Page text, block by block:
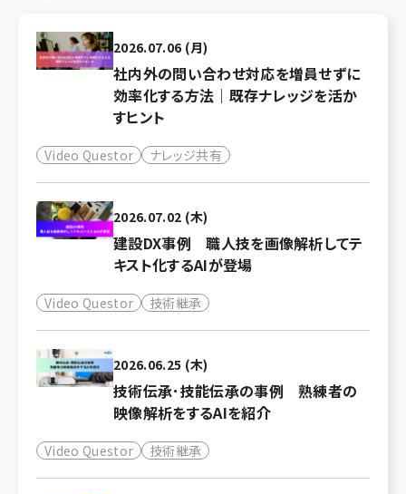
2026.07.06 (月)
社内外の問い合わせ対応を増員せずに
効率化する方法｜既存ナレッジを活か
すヒント
Video Questor ナレッジ共有
2026.07.02 (木)
建設DX事例 職人技を画像解析してテ
キスト化するAIが登場
Video Questor 技術継承
2026.06.25 (木)
技術伝承･技能伝承の事例 熟練者の
映像解析をするAIを紹介
Video Questor 技術継承